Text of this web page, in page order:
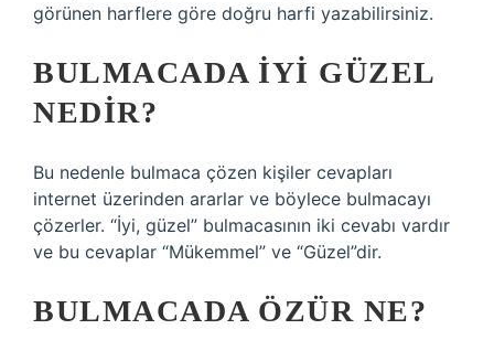
görünen harflere göre doğru harfi yazabilirsiniz.
BULMACADA IYI GÜZEL
NEDIR?
Bu nedenle bulmaca çözen kişiler cevapları
internet üzerinden ararlar ve böylece bulmacayı
çözerler. “İyi, güzel” bulmacasının iki cevabı vardır
ve bu cevaplar “Mükemmel” ve “Güzel”dir.
BULMACADA ÖZÜR NE?